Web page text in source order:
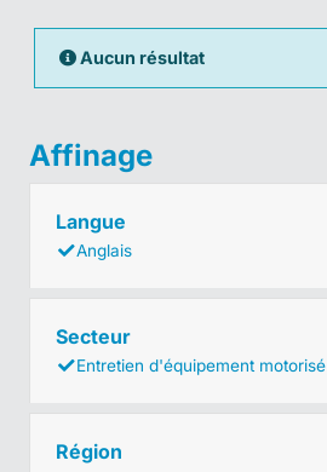
Aucun résultat
Affinage
Langue
Anglais
Secteur
Entretien d'équipement motorisé
Région